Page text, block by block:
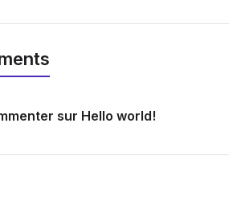
sur Hello world!